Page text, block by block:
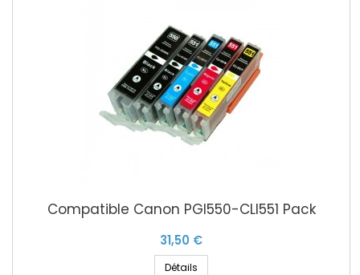
Compatible Canon PGI550-CLI551 Pack
31,50 €
Détails